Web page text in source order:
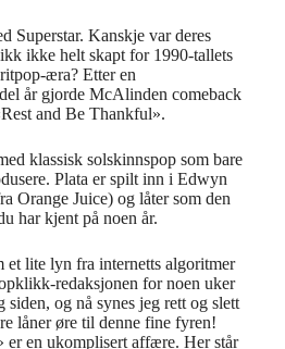
Superstar. Kanskje var deres
ikke helt skapt for 1990-tallets
æra? Etteren
år gjorde McAlinden comeback
and Be Thankful».
klassisk solskinnspop som bare
Plata er spilt inn i Edwyn
Orange Juice) og låter som den
har kjent på noen år.
et lite lyn fra internetts algoritmer
redaksjonen for noen uker
og nå synes jeg rett og slett
låner øre til denne fine fyren!
er en ukomplisert affære. Her står